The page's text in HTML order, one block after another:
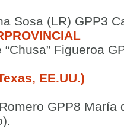
Sosa (LR) GPP3
“Chusa” Figueroa
EE.UU.)
GPP8 María